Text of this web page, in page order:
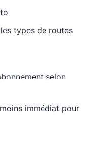
types de routes
selon
immédiat pour